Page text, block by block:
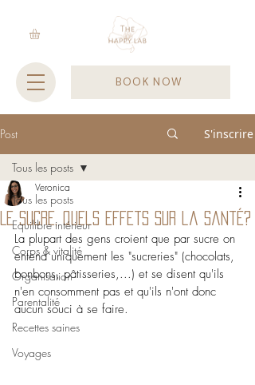
BOOK NOW
Post S'inscrire
Tous les posts
Equilibre intérieur
Corps & vitalité
Organisation
Parentalité
Recettes saines
Voyages
Tous les posts
Le sucre, quels effets sur la santé?
Veronica
La plupart des gens croient que par sucre on
entend uniquement les "sucreries" (chocolats,
bonbons, pâtisseries,...) et se disent qu'ils
n'en consomment pas et qu'ils n'ont donc
aucun souci à se faire.